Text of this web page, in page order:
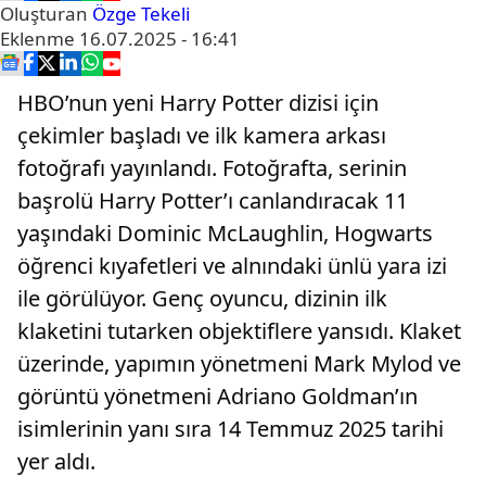
Oluşturan Özge Tekeli
Eklenme 16.07.2025 - 16:41
HBO’nun yeni Harry Potter dizisi için
çekimler başladı ve ilk kamera arkası
fotoğrafı yayınlandı. Fotoğrafta, serinin
başrolü Harry Potter’ı canlandıracak 11
yaşındaki Dominic McLaughlin, Hogwarts
öğrenci kıyafetleri ve alnındaki ünlü yara izi
ile görülüyor. Genç oyuncu, dizinin ilk
klaketini tutarken objektiflere yansıdı. Klaket
üzerinde, yapımın yönetmeni Mark Mylod ve
görüntü yönetmeni Adriano Goldman’ın
isimlerinin yanı sıra 14 Temmuz 2025 tarihi
yer aldı.